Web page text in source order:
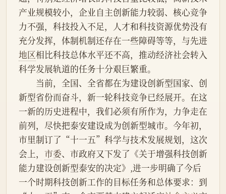
产业规模较小，企业自主创新能力较弱、核心竞争
力不强，科技投入不足，人才和科技资源优势没有
充分发挥，体制机制还存在一些障碍等等，与先进
地区相比科技总体水平还不高，推动经济社会转入
科学发展轨道的任务十分艰巨繁重。
当前，全国、全省都在为建设创新型国家、创
新型省份而奋斗，新一轮科技竞争已经展开。在这
一新的历史进程中，我们必须有所作为，力争走在
前列，尽快把泰安建设成为创新型城市。今年初，
市里制订了“十一五”科学与技术发展规划，这次
会上， 市委、市政府又下发了《关于增强科技创新
能力建设创新型泰安的决定》,进一步明确了今后
一个时期科技创新工作的目标任务和总体要求：到